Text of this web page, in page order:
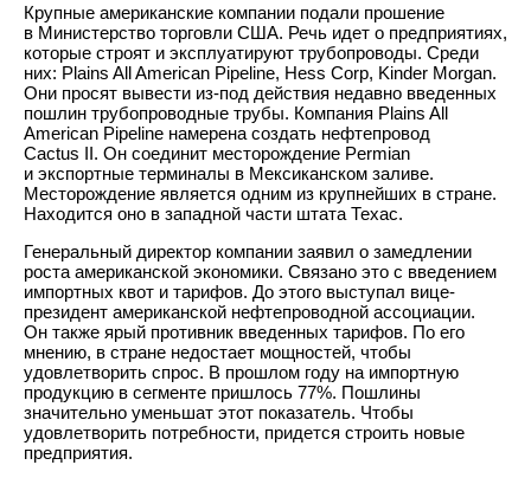
Крупные американские компании подали прошение
в Министерство торговли США. Речь идет о предприятиях,
которые строят и эксплуатируют трубопроводы. Среди
них: Plains All American Pipeline, Hess Corp, Kinder Morgan.
Они просят вывести из-под действия недавно введенных
пошлин трубопроводные трубы. Компания Plains All
American Pipeline намерена создать нефтепровод
Cactus II. Он соединит месторождение Permian
и экспортные терминалы в Мексиканском заливе.
Месторождение является одним из крупнейших в стране.
Находится оно в западной части штата Техас.
Генеральный директор компании заявил о замедлении
роста американской экономики. Связано это с введением
импортных квот и тарифов. До этого выступал вице-
президент американской нефтепроводной ассоциации.
Он также ярый противник введенных тарифов. По его
мнению, в стране недостает мощностей, чтобы
удовлетворить спрос. В прошлом году на импортную
продукцию в сегменте пришлось 77%. Пошлины
значительно уменьшат этот показатель. Чтобы
удовлетворить потребности, придется строить новые
предприятия.